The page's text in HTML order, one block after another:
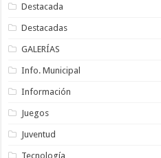
Destacada
Destacadas
GALERÍAS
Info. Municipal
Información
Juegos
Juventud
Tecnología